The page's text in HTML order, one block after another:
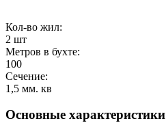
Кол-во жил:
2 шт
Метров в бухте:
100
Сечение:
1,5 мм. кв
Основные характеристики